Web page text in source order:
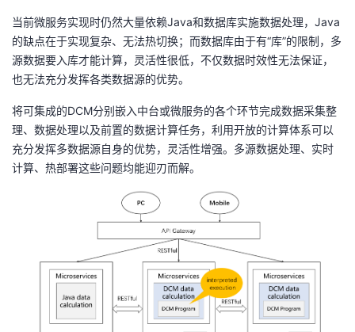
当前微服务实现时仍然大量依赖Java和数据库实施数据处理，Java
的缺点在于实现复杂、无法热切换；而数据库由于有“库”的限制，多
源数据要入库才能计算，灵活性很低，不仅数据时效性无法保证，
也无法充分发挥各类数据源的优势。
将可集成的DCM分别嵌入中台或微服务的各个环节完成数据采集整
理、数据处理以及前置的数据计算任务，利用开放的计算体系可以
充分发挥多数据源自身的优势，灵活性增强。多源数据处理、实时
计算、热部署这些问题均能迎刃而解。